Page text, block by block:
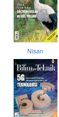
Nisan